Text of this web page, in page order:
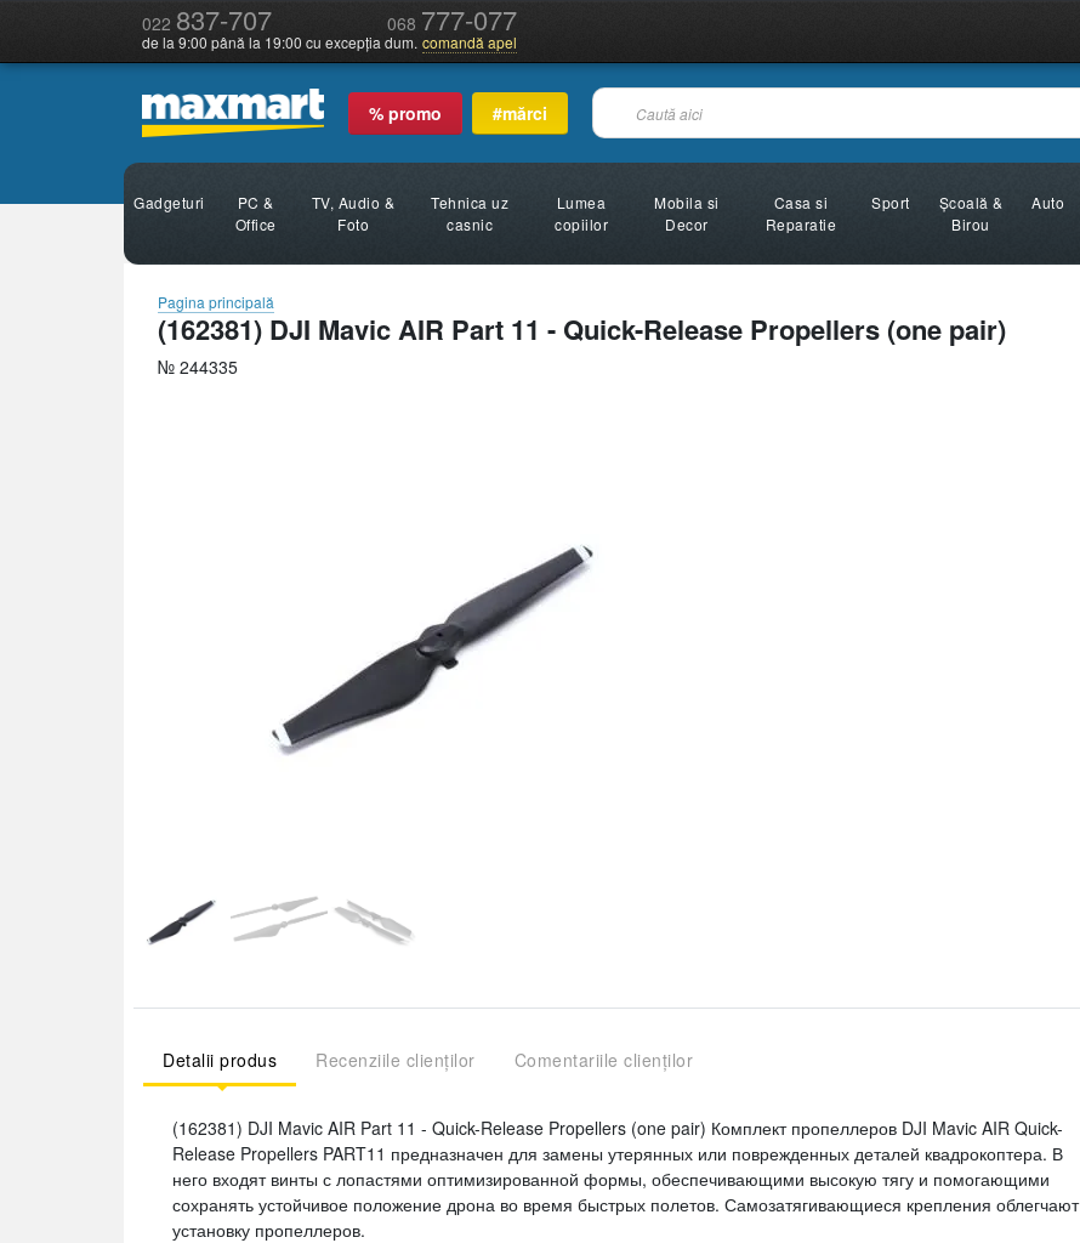
022 837-707 068 777-077
de la 9:00 până la 19:00 cu excepția dum. comandă apel
% promo #mărci
Gadgeturi
PC &
Office
TV, Audio &
Foto
Tehnica uz
casnic
Lumea
copiilor
Mobila si
Decor
Casa si
Reparatie
Sport
Şcoală &
Birou
Auto
Pagina principală
(162381) DJI Mavic AIR Part 11 - Quick-Release Propellers (one pair)
№ 244335
Detalii produs Recenziile clienților Comentariile clienților
(162381) DJI Mavic AIR Part 11 - Quick-Release Propellers (one pair) Комплект пропеллеров DJI Mavic AIR Quick-
Release Propellers PART11 предназначен для замены утерянных или поврежденных деталей квадрокоптера. В
него входят винты с лопастями оптимизированной формы, обеспечивающими высокую тягу и помогающими
сохранять устойчивое положение дрона во время быстрых полетов. Самозатягивающиеся крепления облегчают
установку пропеллеров.